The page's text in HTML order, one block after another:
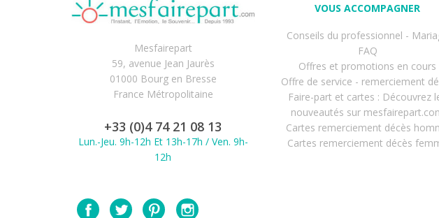
Mesfairepart
59, avenue Jean Jaurès
01000 Bourg en Bresse
France Métropolitaine
+33 (0)4 74 21 08 13
Lun.-Jeu. 9h-12h Et 13h-17h / Ven. 9h-
12h
VOUS ACCOMPAGNER
Conseils du professionnel -
FAQ
Offres et promotions en cours
Offre de service - remerciement
Faire-part et cartes : Découvrez
nouveautés sur
Cartes remerciement décès
Cartes remerciement décès